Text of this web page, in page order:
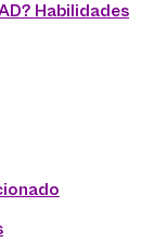
Habilidades